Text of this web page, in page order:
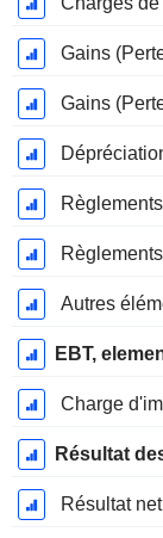
Gains
Gains
Autres
EBT,
Charge
Résultat
Résultat